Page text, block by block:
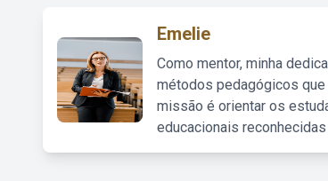
Emelie
Como mentor, minha
métodos pedagógicos
missão é orientar os
educacionais